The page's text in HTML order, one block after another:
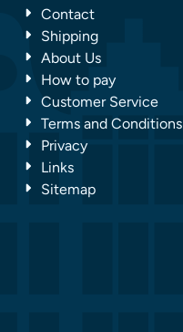
Contact
Shipping
About Us
How to pay
Customer Service
Terms and Conditions
Privacy
Links
Sitemap